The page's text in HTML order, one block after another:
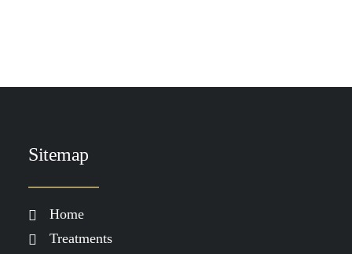
Sitemap
Home
Treatments